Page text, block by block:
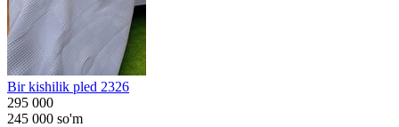
Bir kishilik pled 2326
295 000
245 000 so'm